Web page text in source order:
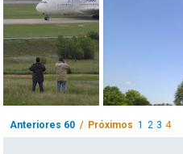
Anteriores 60 / Próximos 1 2 3 4